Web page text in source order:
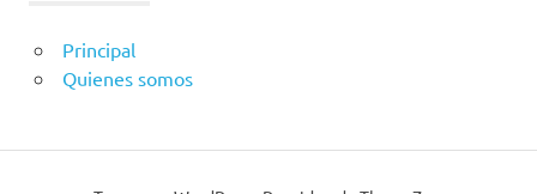
Principal
Quienes somos